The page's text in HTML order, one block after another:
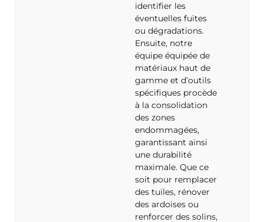
identifier les
éventuelles fuites
ou dégradations.
Ensuite, notre
équipe équipée de
matériaux haut de
gamme et d’outils
spécifiques procède
à la consolidation
des zones
endommagées,
garantissant ainsi
une durabilité
maximale. Que ce
soit pour remplacer
des tuiles, rénover
des ardoises ou
renforcer des solins,